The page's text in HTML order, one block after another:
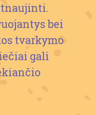
bei
tvarkymo
gali